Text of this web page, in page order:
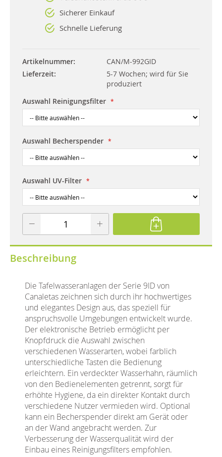
Sicherer Einkauf
Schnelle Lieferung
Artikelnummer
CAN/M-992GID
Lieferzeit
5-7 Wochen; wird für Sie
produziert
Auswahl Reinigungsfilter
Auswahl Becherspender
Auswahl UV-Filter
Beschreibung
Die Tafelwasseranlagen der Serie 9ID von
Canaletas zeichnen sich durch ihr hochwertiges
und elegantes Design aus, das speziell für
anspruchsvolle Umgebungen entwickelt wurde.
Der elektronische Betrieb ermöglicht per
Knopfdruck die Auswahl zwischen
verschiedenen Wasserarten, wobei farblich
unterschiedliche Tasten die Bedienung
erleichtern. Ein verdeckter Wasserhahn, räumlich
von den Bedienelementen getrennt, sorgt für
erhöhte Hygiene, da ein direkter Kontakt durch
verschiedene Nutzer vermieden wird. Optional
kann ein Becherspender direkt am Gerät oder
an der Wand angebracht werden. Zur
Verbesserung der Wasserqualität wird der
Einbau eines Reinigungsfilters empfohlen.